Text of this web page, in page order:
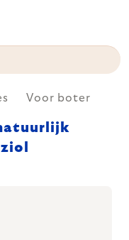
Voor boter